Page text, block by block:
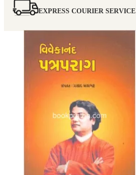
EXPRESS COURIER SERVICE